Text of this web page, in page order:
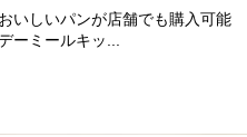
いしいパンが店舗でも購入可能
ーミールキッ...